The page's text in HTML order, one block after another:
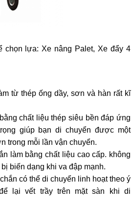
chọn lựa: Xe nâng Palet, Xe đẩy 4
từ thép ống dầy, sơn và hàn rất kĩ
chất liệu thép siêu bền đáp ứng
giúp bạn di chuyển được một
trong mỗi lần vận chuyển.
làm bằng chất liệu cao cấp. không
biến dạng khi va đập mạnh.
có thể di chuyển linh hoạt theo ý
lại vết trầy trên mặt sàn khi di